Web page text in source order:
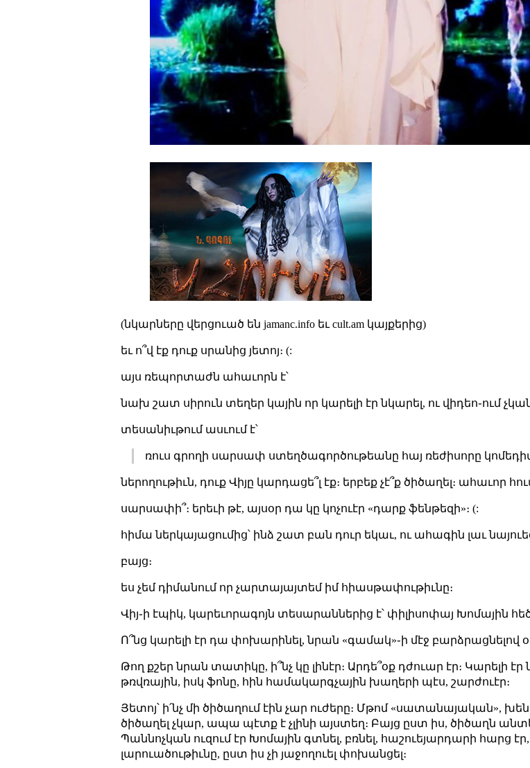
(նկարները վերցուած են jamanc.info եւ cult.am կայքերից)
եւ ո՞վ էք դուք սրանից յետոյ։ (:
այս ռեպորտաժն ահաւորն է՝
նախ շատ սիրուն տեղեր կային որ կարելի էր նկարել, ու վիդեո֊ում
տեսանիւթում ասւում է՝
ռուս գրողի սարսափ ստեղծագործութեանը հայ ռեժիսորը
ներողութիւն, դուք Վիյը կարդացե՞լ էք։ երբեք չէ՞ք ծիծաղել։ ահաւոր
սարսափի՞։ երեւի թէ, այսօր դա կը կոչուէր «դարք ֆենթեզի»։ (:
հիմա ներկայացումից՝ ինձ շատ բան դուր եկաւ, ու ահագին լաւ
բայց։
ես չեմ դիմանում որ չարտայայտեմ իմ հիասթափութիւնը։
Վիյ֊ի էպիկ, կարեւորագոյն տեսարաններից է՝ փիլիսոփայ Խոմային
Ո՞նց կարելի էր դա փոխարինել, նրան «գամակ»֊ի մէջ բարձրացնելով
Թող քշեր նրան տատիկը, ի՞նչ կը լինէր։ Արդե՞օք դժուար էր։ Կարելի
թռվռային, իսկ ֆոնը, հին համակարգչային խաղերի պէս, շարժուէր։
Յետոյ՝ ի՛նչ մի ծիծաղում էին չար ուժերը։ Մթոմ «սատանայական»,
ծիծաղել չկար, ապա պէտք է չլինի այստեղ։ Բայց ըստ իս, ծիծաղն
Պաննոչկան ուզում էր Խոմային գտնել, բռնել, հաշուեյարդարի հարց
լարուածութիւնը, ըստ իս չի յաջողուել փոխանցել։